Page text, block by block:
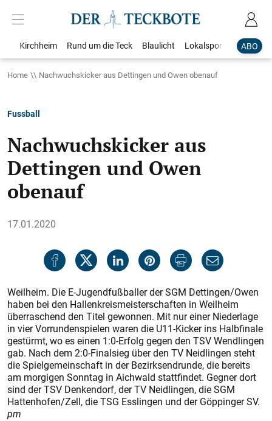
ABO
Kirchheim Rund um die Teck Blaulicht Lokalsport
Home Nachwuchskicker aus Dettingen und Owen obenauf
Fussball
Nachwuchskicker aus
Dettingen und Owen
obenauf
17.01.2020
Weilheim. Die E-Jugendfußballer der SGM Dettingen/Owen
haben bei den Hallenkreismeisterschaften in Weilheim
überraschend den Titel gewonnen. Mit nur einer Niederlage
in vier Vorrundenspielen waren die U11-Kicker ins Halbfinale
gestürmt, wo es einen 1:0-Erfolg gegen den TSV Wendlingen
gab. Nach dem 2:0-Finalsieg über den TV Neidlingen steht
die Spielgemeinschaft in der Bezirksendrunde, die bereits
am morgigen Sonntag in Aichwald stattfindet. Gegner dort
sind der TSV Denkendorf, der TV Neidlingen, die SGM
Hattenhofen/Zell, die TSG Esslingen und der Göppinger SV.
pm